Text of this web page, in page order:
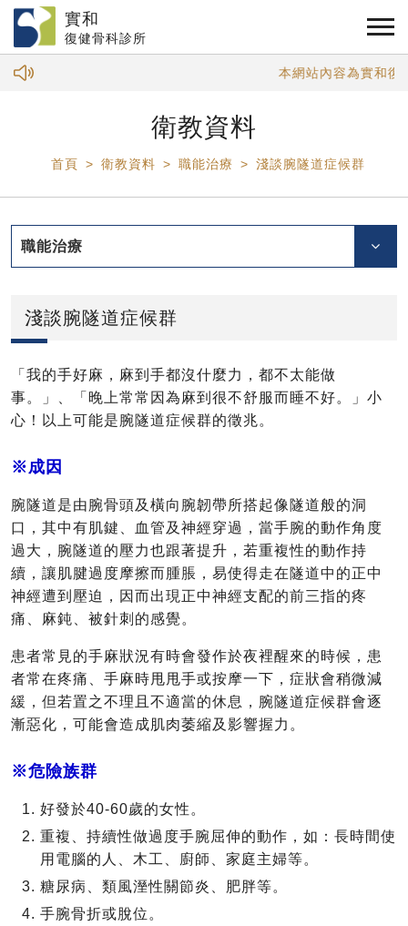
實和
復健骨科診所
本網站內容為實和復
衛教資料
首頁 衛教資料 職能治療 淺談腕隧道症候群
職能治療
淺談腕隧道症候群
「我的手好麻，麻到手都沒什麼力，都不太能做
事。」、「晚上常常因為麻到很不舒服而睡不好。」小
心！以上可能是腕隧道症候群的徵兆。
※成因
腕隧道是由腕骨頭及橫向腕韌帶所搭起像隧道般的洞
口，其中有肌鍵、血管及神經穿過，當手腕的動作角度
過大，腕隧道的壓力也跟著提升，若重複性的動作持
續，讓肌腱過度摩擦而腫脹，易使得走在隧道中的正中
神經遭到壓迫，因而出現正中神經支配的前三指的疼
痛、麻鈍、被針刺的感覺。
患者常見的手麻狀況有時會發作於夜裡醒來的時候，患
者常在疼痛、手麻時甩甩手或按摩一下，症狀會稍微減
緩，但若置之不理且不適當的休息，腕隧道症候群會逐
漸惡化，可能會造成肌肉萎縮及影響握力。
※危險族群
好發於40-60歲的女性。
重複、持續性做過度手腕屈伸的動作，如：長時間使
用電腦的人、木工、廚師、家庭主婦等。
糖尿病、類風溼性關節炎、肥胖等。
手腕骨折或脫位。